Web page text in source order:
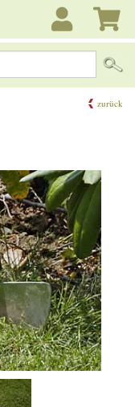
Suche...
zurück